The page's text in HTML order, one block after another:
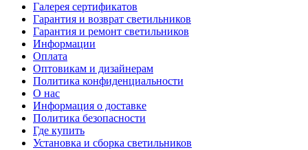
Галерея сертификатов
Гарантия и возврат светильников
Гарантия и ремонт светильников
Информации
Оплата
Оптовикам и дизайнерам
Политика конфиденциальности
О нас
Информация о доставке
Политика безопасности
Где купить
Установка и сборка светильников